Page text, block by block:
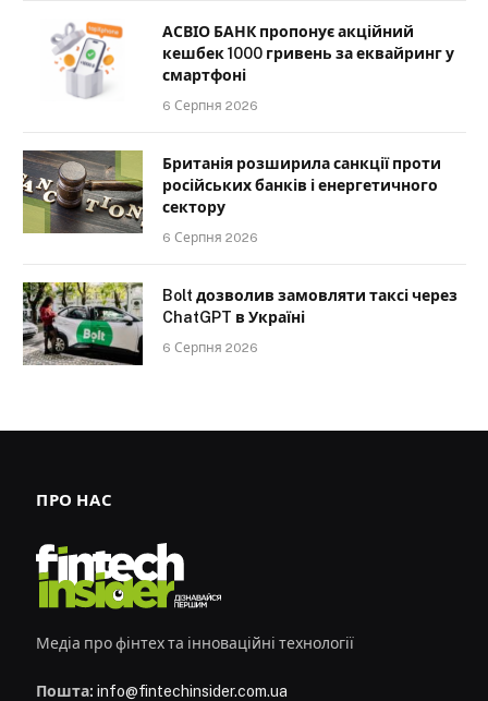
АСВІО БАНК пропонує акційний
кешбек 1000 гривень за еквайринг у
смартфоні
6 Серпня 2026
Британія розширила санкції проти
російських банків і енергетичного
сектору
6 Серпня 2026
Bolt дозволив замовляти таксі через
ChatGPT в Україні
6 Серпня 2026
ПРО НАС
Медіа про фінтех та інноваційні технології
Пошта: info@fintechinsider.com.ua